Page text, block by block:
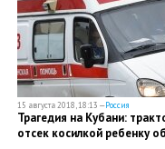
15 августа 2018, 18:13 —Россия
​Трагедия на Кубани:
отсек косилкой ребенку